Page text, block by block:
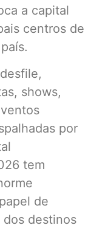
a capital
centros de
shows,
por
tem
de
dos destinos